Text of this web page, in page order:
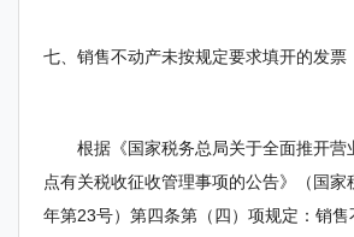
七、销售不动产未按规定要求填开的发票
根据《国家税务总局关于全面推开营
点有关税收征收管理事项的公告》（国家
年第23号）第四条第（四）项规定：销售